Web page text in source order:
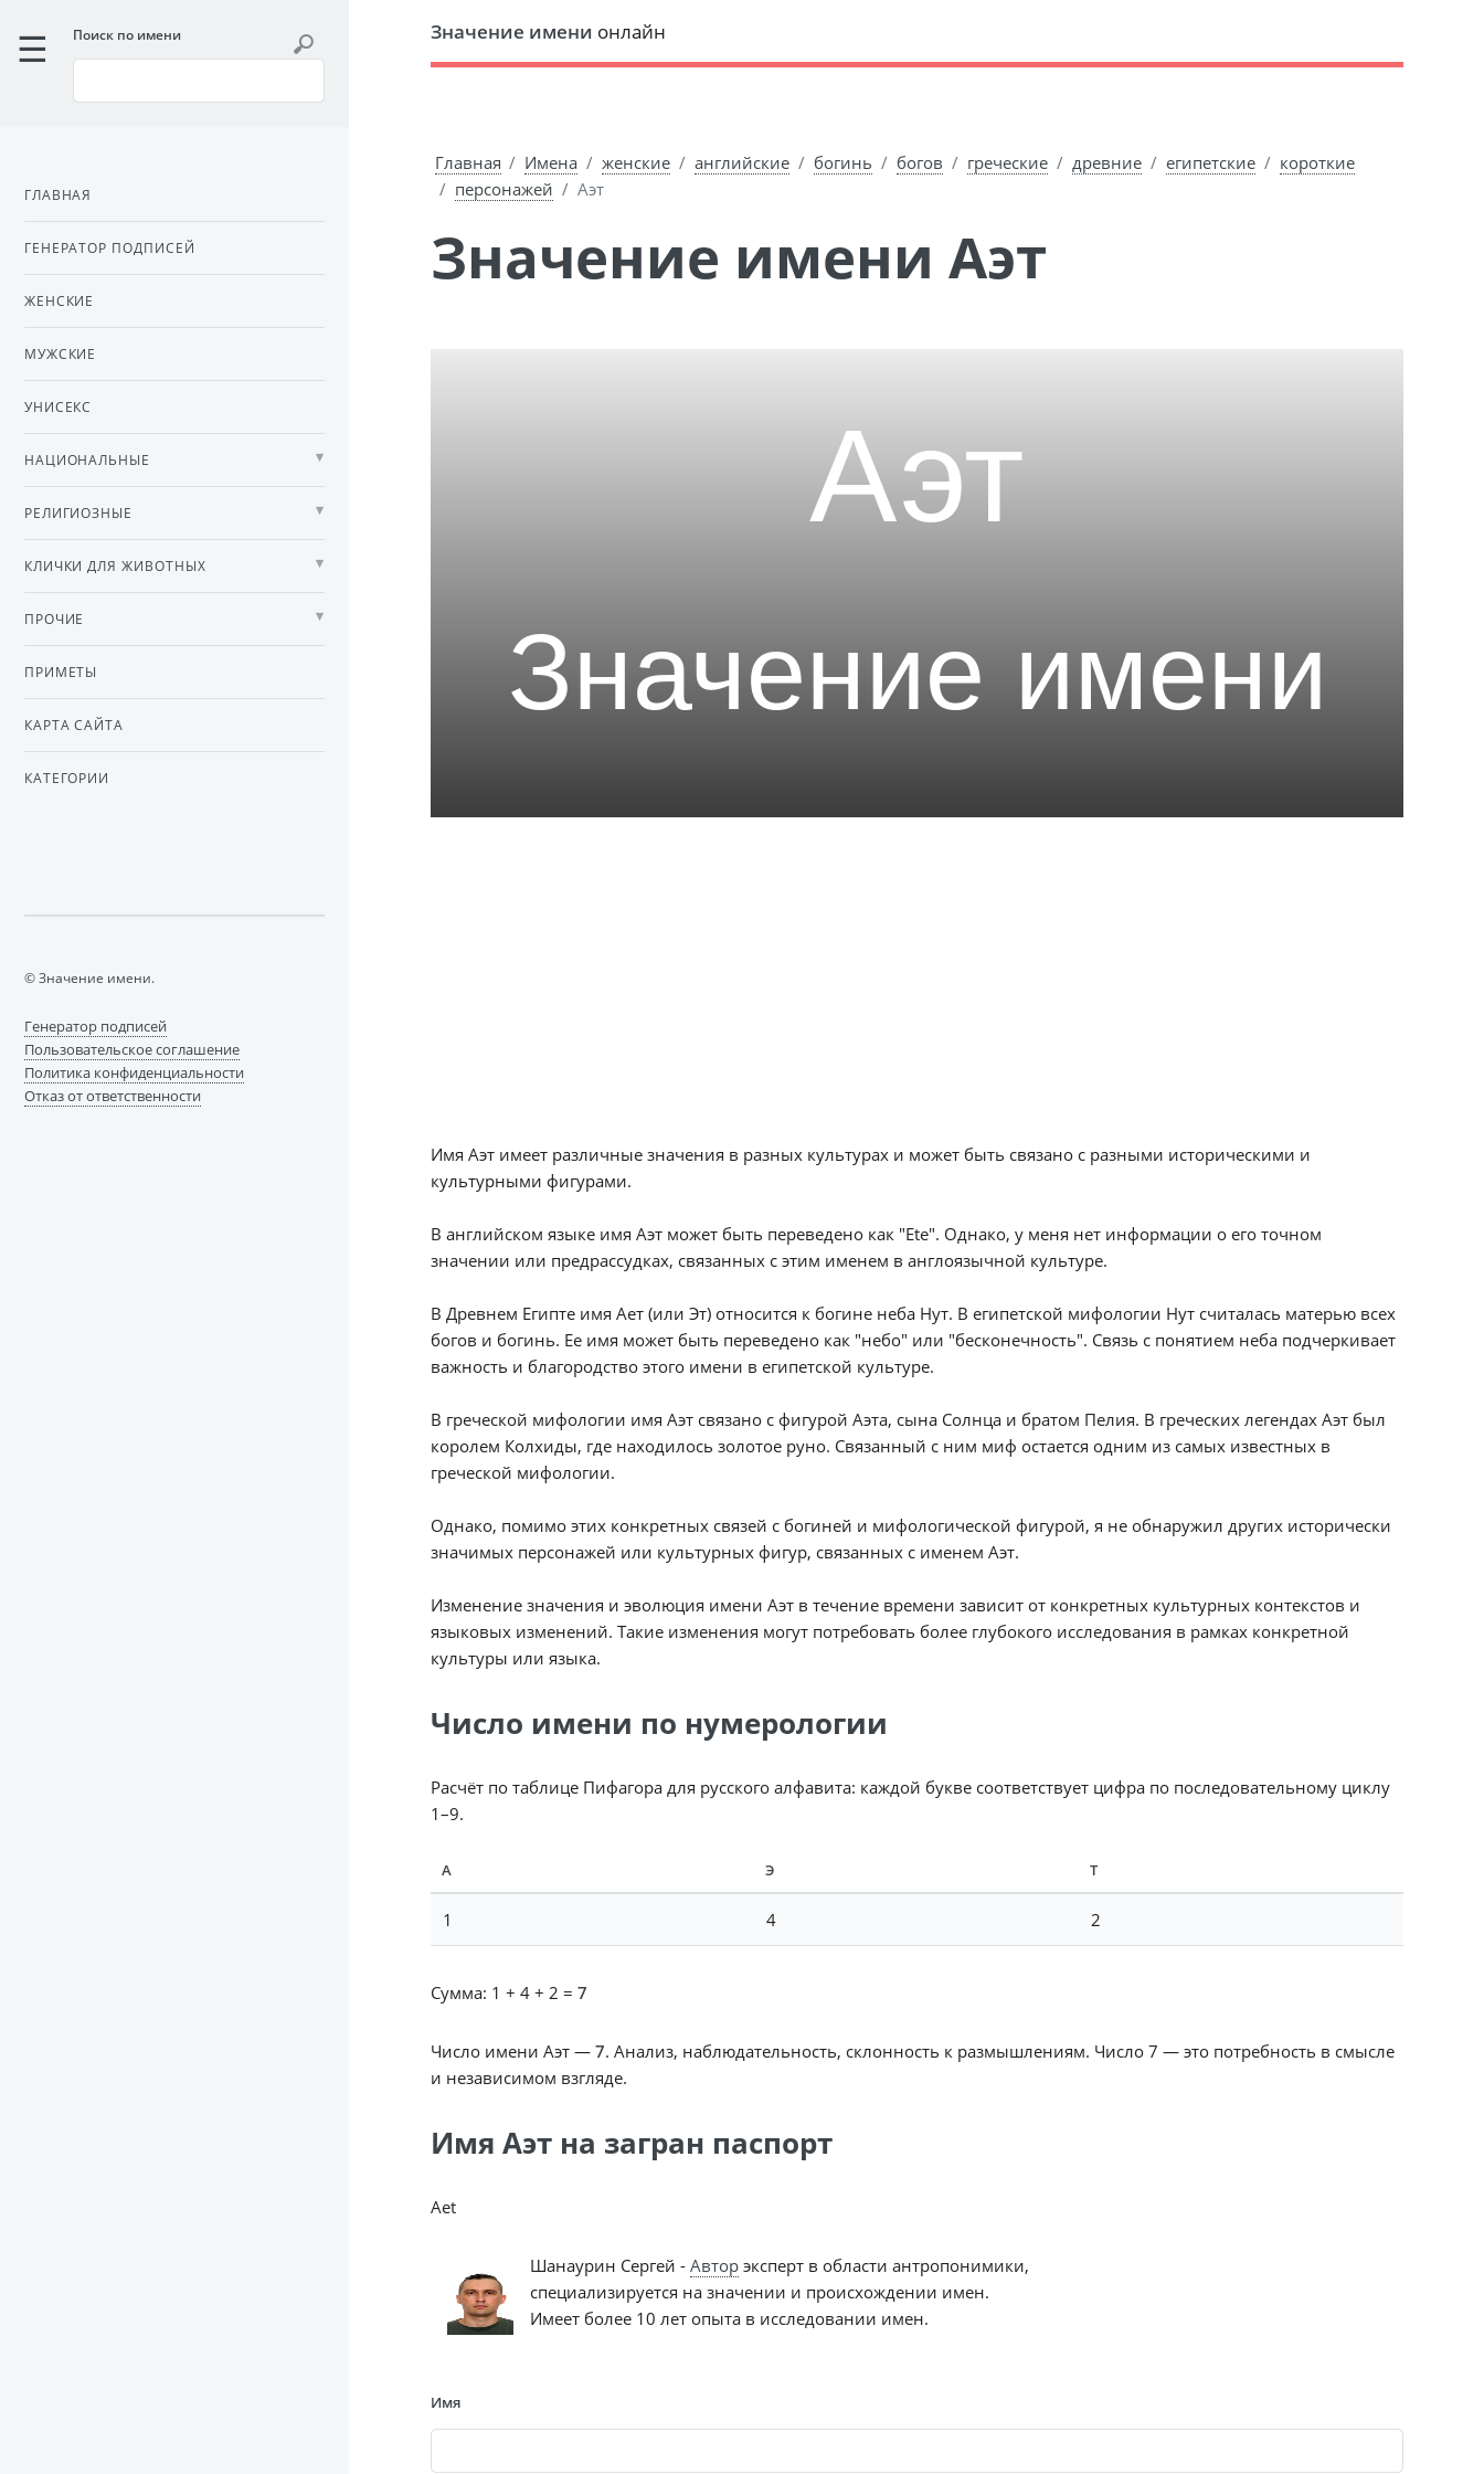
Значение имени онлайн
Главная Имена женские английские богинь богов греческие древние египетские
короткие
персонажей
Аэт
Значение имени Аэт
Имя Аэт имеет различные значения в разных культурах и может быть связано с разными историческими и
культурными фигурами.
В английском языке имя Аэт может быть переведено как "Ete". Однако, у меня нет информации о его точном
значении или предрассудках, связанных с этим именем в англоязычной культуре.
В Древнем Египте имя Ает (или Эт) относится к богине неба Нут. В египетской мифологии Нут считалась матерью всех
богов и богинь. Ее имя может быть переведено как "небо" или "бесконечность". Связь с понятием неба подчеркивает
важность и благородство этого имени в египетской культуре.
В греческой мифологии имя Аэт связано с фигурой Аэта, сына Солнца и братом Пелия. В греческих легендах Аэт был
королем Колхиды, где находилось золотое руно. Связанный с ним миф остается одним из самых известных в
греческой мифологии.
Однако, помимо этих конкретных связей с богиней и мифологической фигурой, я не обнаружил других исторически
значимых персонажей или культурных фигур, связанных с именем Аэт.
Изменение значения и эволюция имени Аэт в течение времени зависит от конкретных культурных контекстов и
языковых изменений. Такие изменения могут потребовать более глубокого исследования в рамках конкретной
культуры или языка.
Число имени по нумерологии
Расчёт по таблице Пифагора для русского алфавита: каждой букве соответствует цифра по последовательному циклу
1–9.
А Э Т
1 4 2
Сумма: 1 + 4 + 2 = 7
Число имени Аэт — 7. Анализ, наблюдательность, склонность к размышлениям. Число 7 — это потребность в смысле
и независимом взгляде.
Имя Аэт на загран паспорт
Aet
Шанаурин Сергей - Авторэксперт в области антропонимики,
специализируется на значении и происхождении имен.
Имеет более 10 лет опыта в исследовании имен.
Имя
Поиск по имени
ГЛАВНАЯ
ГЕНЕРАТОР ПОДПИСЕЙ
ЖЕНСКИЕ
МУЖСКИЕ
УНИСЕКС
НАЦИОНАЛЬНЫЕ
РЕЛИГИОЗНЫЕ
КЛИЧКИ ДЛЯ ЖИВОТНЫХ
ПРОЧИЕ
ПРИМЕТЫ
КАРТА САЙТА
КАТЕГОРИИ
© Значение имени.
Генератор подписей
Пользовательское соглашение
Политика конфиденциальности
Отказ от ответственности